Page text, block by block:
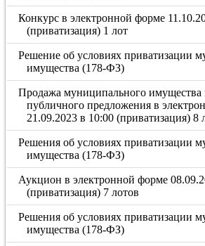
Конкурс в электронной форме
(приватизация) 1 лот
Решение об условиях приватизации
имущества (178-ФЗ)
Продажа муниципального имущества
публичного предложения в
21.09.2023 в 10:00 (приватизация) 8
Решения об условиях приватизации
имущества (178-ФЗ)
Аукцион в электронной форме
(приватизация) 7 лотов
Решения об условиях приватизации
имущества (178-ФЗ)